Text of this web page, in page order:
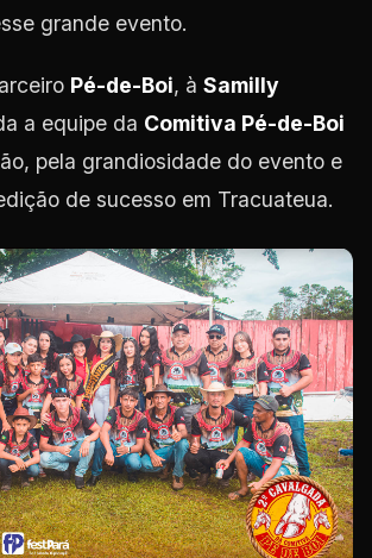
grande evento.
Pé-de-Boi, à Samilly
a equipe da Comitiva Pé-de-Boi
pela grandiosidade do evento e
de sucesso em Tracuateua.